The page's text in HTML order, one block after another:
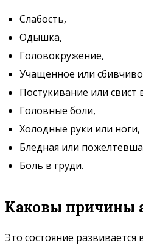
Слабость,
Одышка,
Головокружение,
Учащенное или
Постукивание или свист
Головные боли,
Холодные руки или ноги,
Бледная или
Боль в груди.
Каковы причины
Это состояние развивается